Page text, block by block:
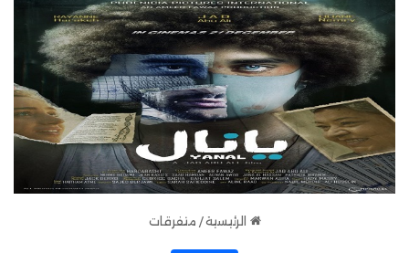
الرئيسية / متفرقات